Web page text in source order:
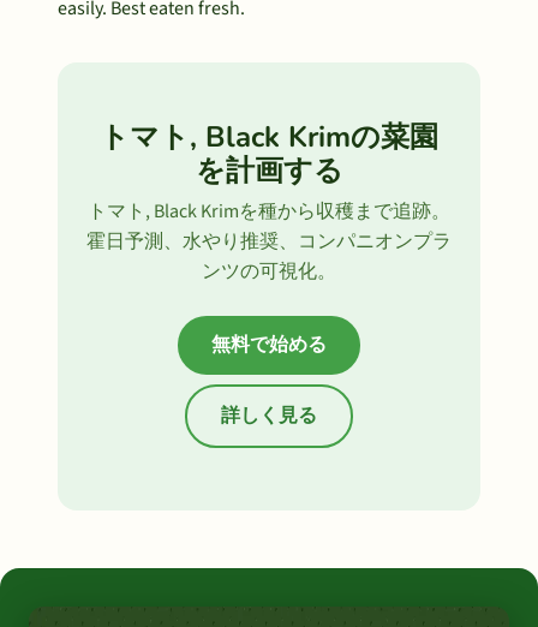
easily. Best eaten fresh.
トマト, Black Krimの菜園
を計画する
トマト, Black Krimを種から収穫まで追跡。
霍日予測、水やり推奨、コンパニオンプラ
ンツの可視化。
無料で始める
詳しく見る